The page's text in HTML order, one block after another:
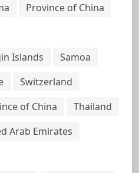
Province of China
Islands
Samoa
Switzerland
of China
Thailand
Arab Emirates